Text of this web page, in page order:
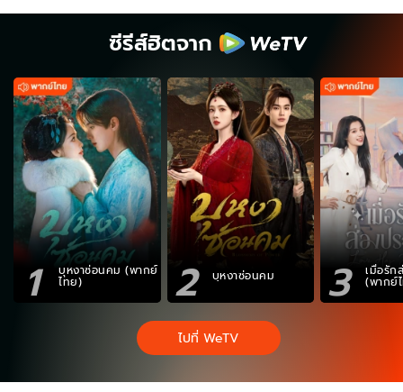
ซีรีส์ฮิตจาก
1 บุหงาซ่อนคม (พากย์
ไทย) 2 บุหงาซ่อนคม 3 เมื่อรัก
(พากย์
ไปที่ WeTV